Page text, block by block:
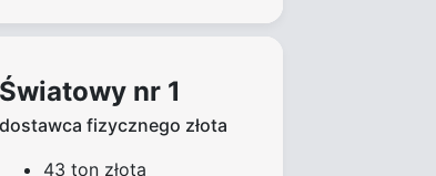
Światowy nr 1
dostawca fizycznego złota
43 ton złota